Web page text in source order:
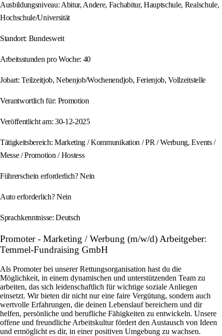
Ausbildungsniveau: Abitur, Andere, Fachabitur, Hauptschule, Realschule,
Hochschule/Universität
Standort: Bundesweit
Arbeitsstunden pro Woche: 40
Jobart: Teilzeitjob, Nebenjob/Wochenendjob, Ferienjob, Vollzeitstelle
Verantwortlich für: Promotion
Veröffentlicht am: 30-12-2025
Tätigkeitsbereich: Marketing / Kommunikation / PR / Werbung, Events /
Messe / Promotion / Hostess
Führerschein erforderlich? Nein
Auto erforderlich? Nein
Sprachkenntnisse: Deutsch
Promoter - Marketing / Werbung (m/w/d) Arbeitgeber:
Temmel-Fundraising GmbH
Als Promoter bei unserer Rettungsorganisation hast du die
Möglichkeit, in einem dynamischen und unterstützenden Team zu
arbeiten, das sich leidenschaftlich für wichtige soziale Anliegen
einsetzt. Wir bieten dir nicht nur eine faire Vergütung, sondern auch
wertvolle Erfahrungen, die deinen Lebenslauf bereichern und dir
helfen, persönliche und berufliche Fähigkeiten zu entwickeln. Unsere
offene und freundliche Arbeitskultur fördert den Austausch von Ideen
und ermöglicht es dir, in einer positiven Umgebung zu wachsen.